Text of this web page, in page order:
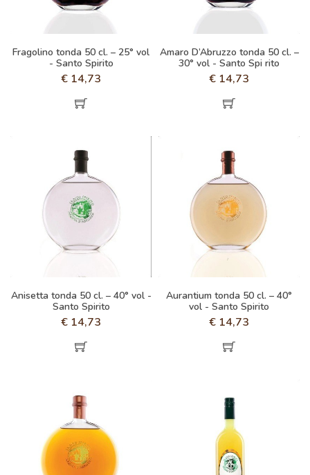
Fragolino tonda 50 cl. – 25° vol
- Santo Spirito
€ 14,73
Amaro D’Abruzzo tonda 50 cl. –
30° vol - Santo Spi rito
€ 14,73
Anisetta tonda 50 cl. – 40° vol -
Santo Spirito
€ 14,73
Aurantium tonda 50 cl. – 40°
vol - Santo Spirito
€ 14,73